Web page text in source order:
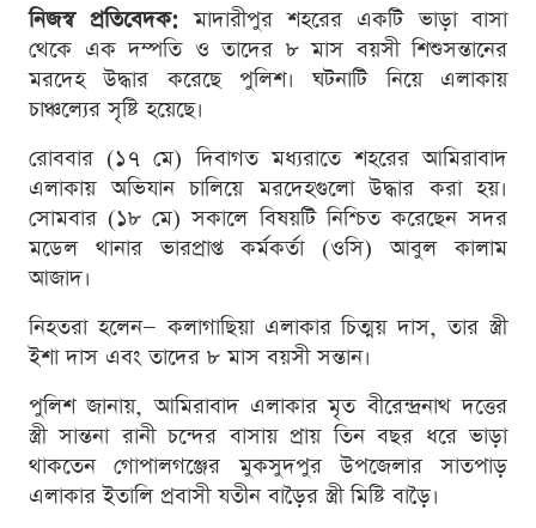
নিজস্ব প্রতিবেদক: মাদারীপুর শহরের একটি ভাড়া বাসা
থেকে এক দম্পতি ও তাদের ৮ মাস বয়সী শিশুসন্তানের
মরদেহ উদ্ধার করেছে পুলিশ। ঘটনাটি নিয়ে এলাকায়
চাঞ্চল্যের সৃষ্টি হয়েছে।
রোববার (১৭ মে) দিবাগত মধ্যরাতে শহরের আমিরাবাদ
এলাকায় অভিযান চালিয়ে মরদেহগুলো উদ্ধার করা হয়।
সোমবার (১৮ মে) সকালে বিষয়টি নিশ্চিত করেছেন সদর
মডেল থানার ভারপ্রাপ্ত কর্মকর্তা (ওসি) আবুল কালাম
আজাদ।
নিহতরা হলেন— কলাগাছিয়া এলাকার চিত্ময় দাস, তার স্ত্রী
ইশা দাস এবং তাদের ৮ মাস বয়সী সন্তান।
পুলিশ জানায়, আমিরাবাদ এলাকার মৃত বীরেন্দ্রনাথ দত্তের
স্ত্রী সান্তনা রানী চন্দের বাসায় প্রায় তিন বছর ধরে ভাড়া
থাকতেন গোপালগঞ্জের মুকসুদপুর উপজেলার সাতপাড়
এলাকার ইতালি প্রবাসী যতীন বাড়ৈর স্ত্রী মিষ্টি বাড়ৈ।